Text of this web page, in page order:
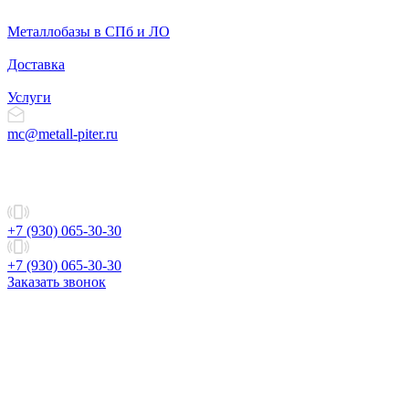
Металлобазы в СПб и ЛО
Доставка
Услуги
mc@metall-piter.ru
+7 (930) 065-30-30
+7 (930) 065-30-30
Заказать звонок